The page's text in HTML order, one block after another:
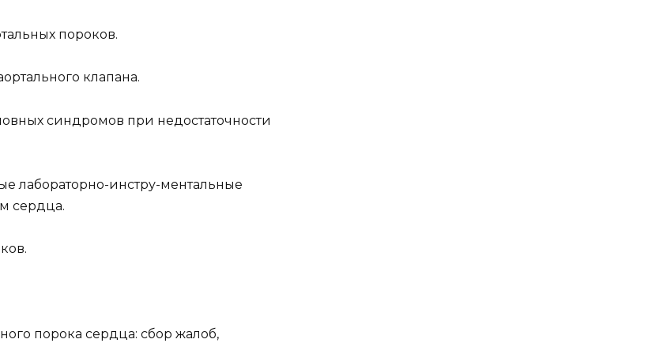
пороков.
клапана.
синдромов при недостаточности
лабораторно-инстру-ментальные
сердца.
порока сердца: сбор жалоб,